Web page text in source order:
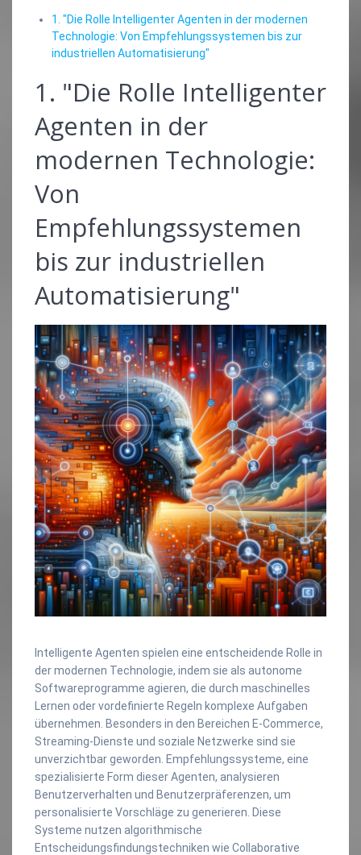
1. "Die Rolle Intelligenter Agenten in der modernen
Technologie: Von Empfehlungssystemen bis zur
industriellen Automatisierung"
1. "Die Rolle Intelligenter
Agenten in der
modernen Technologie:
Von
Empfehlungssystemen
bis zur industriellen
Automatisierung"
Intelligente Agenten spielen eine entscheidende Rolle in
der modernen Technologie, indem sie als autonome
Softwareprogramme agieren, die durch maschinelles
Lernen oder vordefinierte Regeln komplexe Aufgaben
übernehmen. Besonders in den Bereichen E-Commerce,
Streaming-Dienste und soziale Netzwerke sind sie
unverzichtbar geworden. Empfehlungssysteme, eine
spezialisierte Form dieser Agenten, analysieren
Benutzerverhalten und Benutzerpräferenzen, um
personalisierte Vorschläge zu generieren. Diese
Systeme nutzen algorithmische
Entscheidungsfindungstechniken wie Collaborative